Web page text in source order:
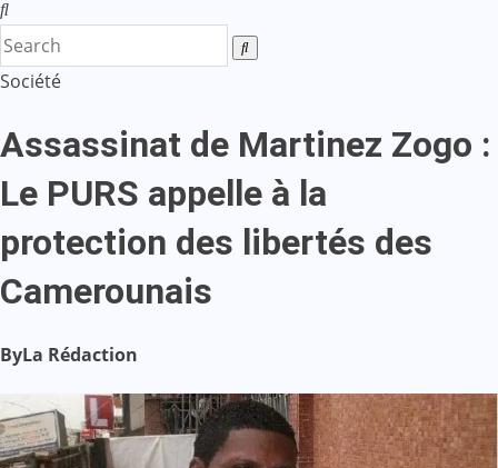
Société
Assassinat de Martinez Zogo :
Le PURS appelle à la
protection des libertés des
Camerounais
ByLa Rédaction